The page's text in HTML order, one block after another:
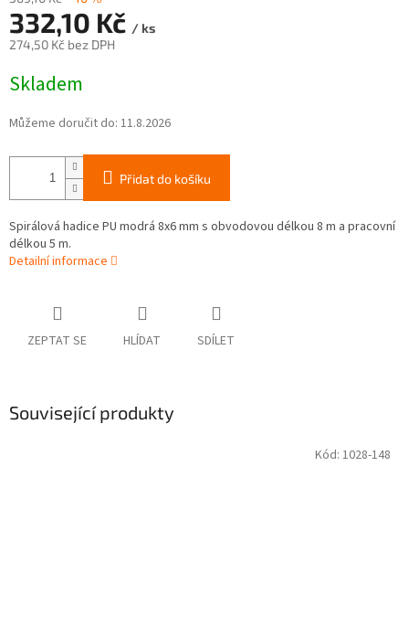
332,10 Kč / ks
274,50 Kč bez DPH
cena:
Skladem
Můžeme doručit do: 11.8.2026
Přidat do košíku
Spirálová hadice PU modrá 8x6 mm s obvodovou délkou 8 m a pracovní
délkou 5 m.
Detailní informace
ZEPTAT SE HLÍDAT SDÍLET
Související produkty
Kód: 1028-148